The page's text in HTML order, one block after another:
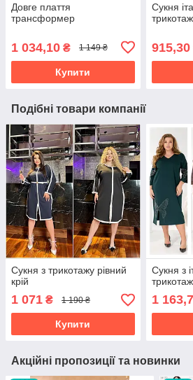
Довге плаття
трансформер
1 034,10 ₴ 1 149 ₴
Купити
Сукня
трикотаж
915,30
Подібні товари компанії
Сукня з трикотажу рівний
крій
1 071 ₴ 1 190 ₴
Купити
Сукня з
1
Акційні пропозиції та новинки